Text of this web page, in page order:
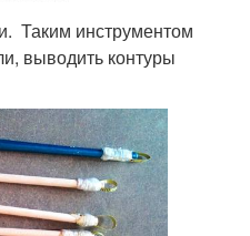
Таким инструментом
выводить контуры